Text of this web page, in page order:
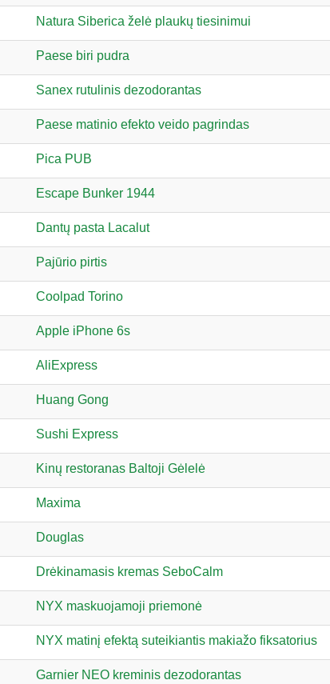
Natura Siberica želė plaukų tiesinimui
Paese biri pudra
Sanex rutulinis dezodorantas
Paese matinio efekto veido pagrindas
Pica PUB
Escape Bunker 1944
Dantų pasta Lacalut
Pajūrio pirtis
Coolpad Torino
Apple iPhone 6s
AliExpress
Huang Gong
Sushi Express
Kinų restoranas Baltoji Gėlelė
Maxima
Douglas
Drėkinamasis kremas SeboCalm
NYX maskuojamoji priemonė
NYX matinį efektą suteikiantis makiažo fiksatorius
Garnier NEO kreminis dezodorantas